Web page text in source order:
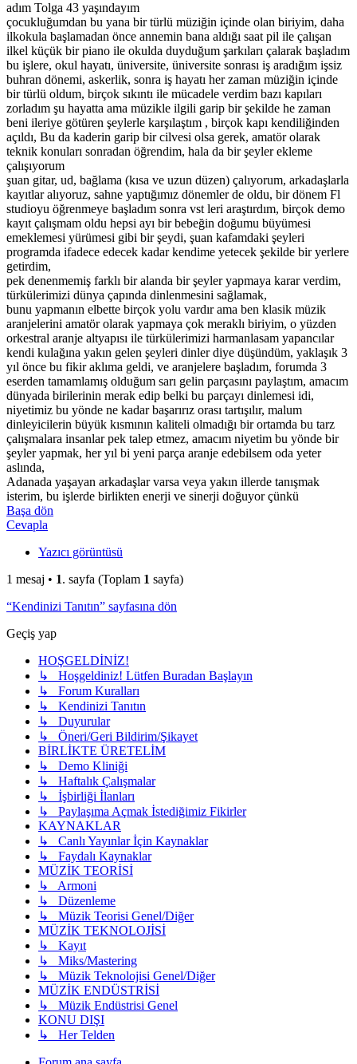
adım Tolga 43 yaşındayım
çocukluğumdan bu yana bir türlü müziğin içinde olan biriyim, daha
ilkokula başlamadan önce annemin bana aldığı saat pil ile çalışan
ilkel küçük bir piano ile okulda duyduğum şarkıları çalarak başladım
bu işlere, okul hayatı, üniversite, üniversite sonrası iş aradığım işsiz
buhran dönemi, askerlik, sonra iş hayatı her zaman müziğin içinde
bir türlü oldum, birçok sıkıntı ile mücadele verdim bazı kapıları
zorladım şu hayatta ama müzikle ilgili garip bir şekilde he zaman
beni ileriye götüren şeylerle karşılaştım , birçok kapı kendiliğinden
açıldı, Bu da kaderin garip bir cilvesi olsa gerek, amatör olarak
teknik konuları sonradan öğrendim, hala da bir şeyler ekleme
çalışıyorum
şuan gitar, ud, bağlama (kısa ve uzun düzen) çalıyorum, arkadaşlarla
kayıtlar alıyoruz, sahne yaptığımız dönemler de oldu, bir dönem Fl
studioyu öğrenmeye başladım sonra vst leri araştırdım, birçok demo
kayıt çalışmam oldu hepsi ayı bir bebeğin doğumu büyümesi
emeklemesi yürümesi gibi bir şeydi, şuan kafamdaki şeyleri
programda ifadece edecek kadar kendime yetecek şekilde bir yerlere
getirdim,
pek denenmemiş farklı bir alanda bir şeyler yapmaya karar verdim,
türkülerimizi dünya çapında dinlenmesini sağlamak,
bunu yapmanın elbette birçok yolu vardır ama ben klasik müzik
aranjelerini amatör olarak yapmaya çok meraklı biriyim, o yüzden
orkestral aranje altyapısı ile türkülerimizi harmanlasam yapancılar
kendi kulağına yakın gelen şeyleri dinler diye düşündüm, yaklaşık 3
yıl önce bu fikir aklıma geldi, ve aranjelere başladım, forumda 3
eserden tamamlamış olduğum sarı gelin parçasını paylaştım, amacım
dünyada birilerinin merak edip belki bu parçayı dinlemesi idi,
niyetimiz bu yönde ne kadar başarırız orası tartışılır, malum
dinleyicilerin büyük kısmının kaliteli olmadığı bir ortamda bu tarz
çalışmalara insanlar pek talep etmez, amacım niyetim bu yönde bir
şeyler yapmak, her yıl bi yeni parça aranje edebilsem oda yeter
aslında,
Adanada yaşayan arkadaşlar varsa veya yakın illerde tanışmak
isterim, bu işlerde birlikten enerji ve sinerji doğuyor çünkü
Başa dön
Cevapla
Yazıcı görüntüsü
1 mesaj • 1. sayfa (Toplam 1 sayfa)
“Kendinizi Tanıtın” sayfasına dön
Geçiş yap
HOŞGELDİNİZ!
↳ Hoşgeldiniz! Lütfen Buradan Başlayın
↳ Forum Kuralları
↳ Kendinizi Tanıtın
↳ Duyurular
↳ Öneri/Geri Bildirim/Şikayet
BİRLİKTE ÜRETELİM
↳ Demo Kliniği
↳ Haftalık Çalışmalar
↳ İşbirliği İlanları
↳ Paylaşıma Açmak İstediğimiz Fikirler
KAYNAKLAR
↳ Canlı Yayınlar İçin Kaynaklar
↳ Faydalı Kaynaklar
MÜZİK TEORİSİ
↳ Armoni
↳ Düzenleme
↳ Müzik Teorisi Genel/Diğer
MÜZİK TEKNOLOJİSİ
↳ Kayıt
↳ Miks/Mastering
↳ Müzik Teknolojisi Genel/Diğer
MÜZİK ENDÜSTRİSİ
↳ Müzik Endüstrisi Genel
KONU DIŞI
↳ Her Telden